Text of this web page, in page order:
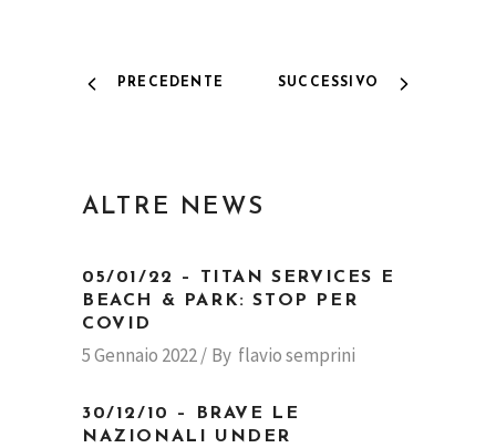
PRECEDENTE SUCCESSIVO
ALTRE NEWS
05/01/22 – TITAN SERVICES E
BEACH & PARK: STOP PER
COVID
5 Gennaio 2022 By flavio semprini
30/12/10 – BRAVE LE
NAZIONALI UNDER